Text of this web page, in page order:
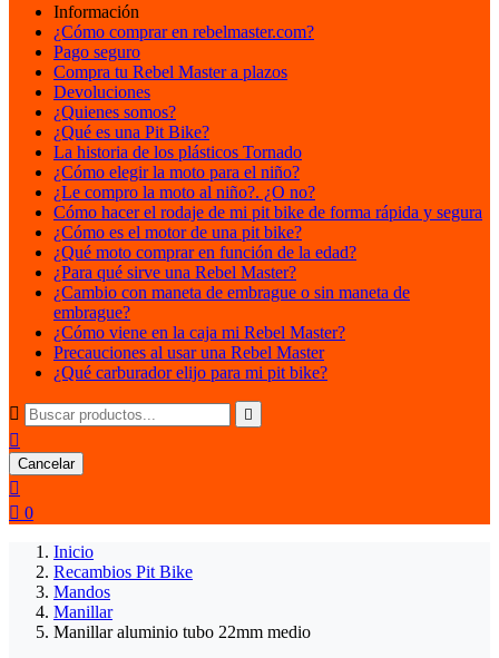
Información
¿Cómo comprar en rebelmaster.com?
Pago seguro
Compra tu Rebel Master a plazos
Devoluciones
¿Quienes somos?
¿Qué es una Pit Bike?
La historia de los plásticos Tornado
¿Cómo elegir la moto para el niño?
¿Le compro la moto al niño?. ¿O no?
Cómo hacer el rodaje de mi pit bike de forma rápida y segura
¿Cómo es el motor de una pit bike?
¿Qué moto comprar en función de la edad?
¿Para qué sirve una Rebel Master?
¿Cambio con maneta de embrague o sin maneta de
embrague?
¿Cómo viene en la caja mi Rebel Master?
Precauciones al usar una Rebel Master
¿Qué carburador elijo para mi pit bike?
 

Cancelar

 0
Inicio
Recambios Pit Bike
Mandos
Manillar
Manillar aluminio tubo 22mm medio